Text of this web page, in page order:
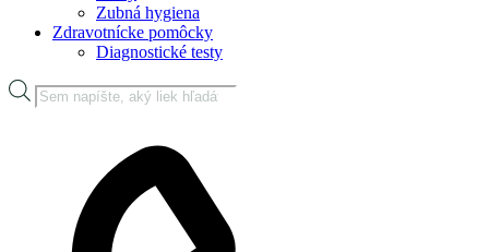
Zubná hygiena
Zdravotnícke pomôcky
Diagnostické testy
Products
search